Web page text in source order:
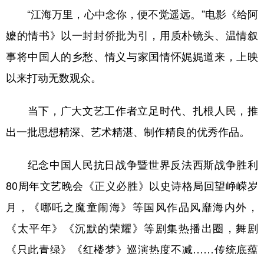
“江海万里，心中念你，便不觉遥远。”电影《给阿
嬷的情书》以一封封侨批为引，用质朴镜头、温情叙
事将中国人的乡愁、情义与家国情怀娓娓道来，上映
以来打动无数观众。
当下，广大文艺工作者立足时代、扎根人民，推
出一批思想精深、艺术精湛、制作精良的优秀作品。
纪念中国人民抗日战争暨世界反法西斯战争胜利
80周年文艺晚会《正义必胜》以史诗格局回望峥嵘岁
月，《哪吒之魔童闹海》等国风作品风靡海内外，
《太平年》《沉默的荣耀》等剧集热播出圈，舞剧
《只此青绿》《红楼梦》巡演热度不减……传统底蕴